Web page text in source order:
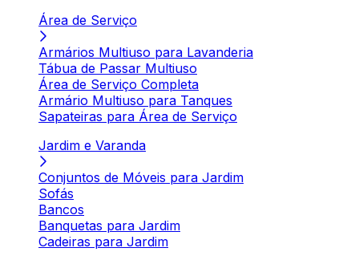
Área de Serviço
Armários Multiuso para Lavanderia
Tábua de Passar Multiuso
Área de Serviço Completa
Armário Multiuso para Tanques
Sapateiras para Área de Serviço
Jardim e Varanda
Conjuntos de Móveis para Jardim
Sofás
Bancos
Banquetas para Jardim
Cadeiras para Jardim